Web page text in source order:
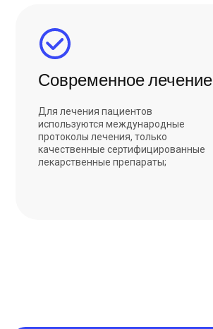
Современное лечение
Для лечения пациентов
используются международные
протоколы лечения, только
качественные сертифицированные
лекарственные препараты;